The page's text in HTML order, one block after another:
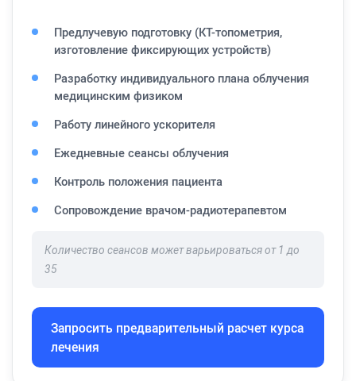
Предлучевую подготовку (КТ-топометрия,
изготовление фиксирующих устройств)
Разработку индивидуального плана облучения
медицинским физиком
Работу линейного ускорителя
Ежедневные сеансы облучения
Контроль положения пациента
Сопровождение врачом-радиотерапевтом
Количество сеансов может варьироваться от 1 до
35
Запросить предварительный расчет курса
лечения